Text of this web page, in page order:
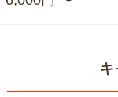
キ